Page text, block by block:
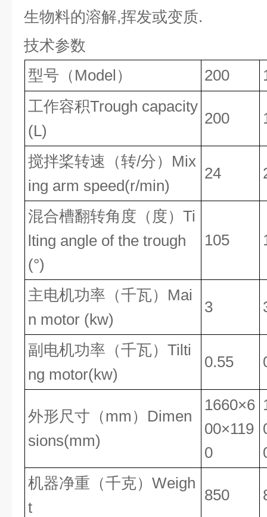
生物料的溶解,挥发或变质.
技术参数
型号（ Model ） 200
工作容积Trough capacity
(L)
200
搅拌桨转速（转/分） Mix
ing arm speed(r/min)
24
混合槽翻转角度（度） Ti
lting angle of the trough
(°)
105
主电机功率（千瓦） Mai
n motor (kw)
3
副电机功率（千瓦） Tilti
ng motor(kw)
0.55
外形尺寸（mm ） Dimen
sions(mm)
1660×6
00×119
0
机器净重（千克） Weigh
t
850